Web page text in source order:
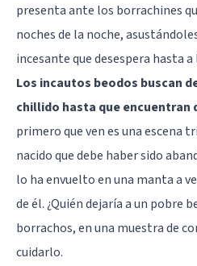
presenta ante los borrachines
noches de la noche,
incesante que desespera hasta
Los incautos beodos buscan
chillido hasta que encuentran
primero que ven es una escena
nacido que debe haber sido
lo ha envuelto en una manta a
de él. ¿Quién dejaría a un pobre
borrachos, en una muestra de
cuidarlo.